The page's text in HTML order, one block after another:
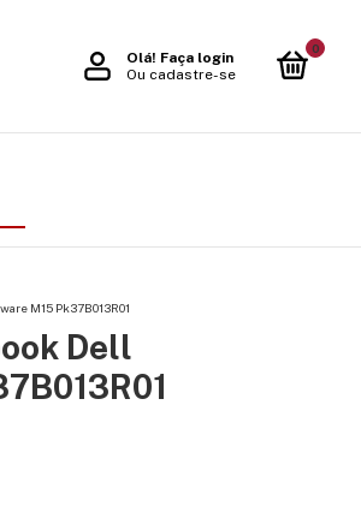
Olá! Faça login
Ou cadastre-se
0
M15 Pk37B013R01
Dell